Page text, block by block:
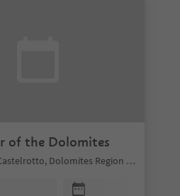
of the Dolomites
Kastelruth/Castelrotto, Dolomites Region Seiser Alm